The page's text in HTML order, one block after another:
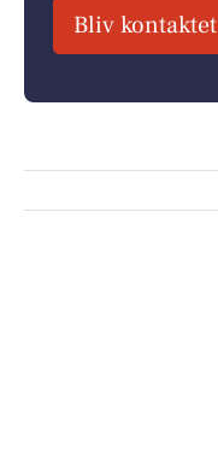
Bliv kontaktet